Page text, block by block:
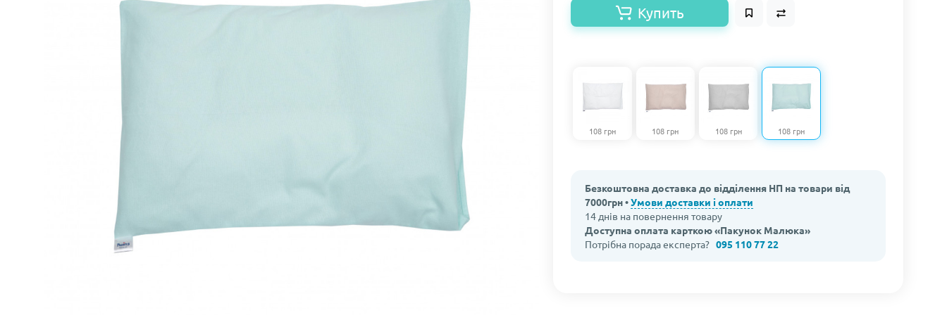
Купить
108 грн 108 грн 108 грн 108 грн
Безкоштовна доставка до відділення НП на товари від
7000грн •Умови доставки і оплати
14 днів на повернення товару
Доступна оплата карткою «Пакунок Малюка»
Потрібна порада експерта?095 110 77 22